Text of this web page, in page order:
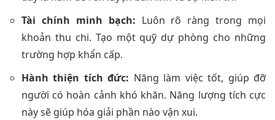
Tài chính minh bạch: Luôn rõ ràng trong mọi
khoản thu chi. Tạo một quỹ dự phòng cho những
trường hợp khẩn cấp.
Hành thiện tích đức: Năng làm việc tốt, giúp đỡ
người có hoàn cảnh khó khăn. Năng lượng tích cực
này sẽ giúp hóa giải phần nào vận xui.